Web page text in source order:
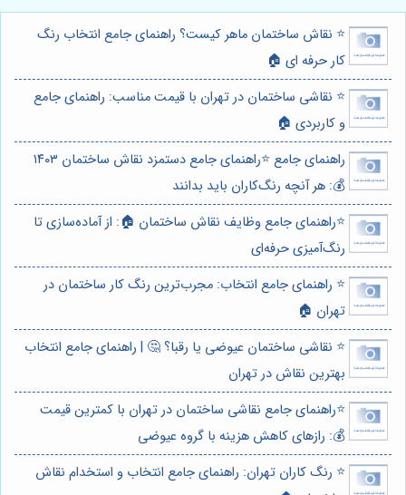
⭐️ نقاش ساختمان ماهر کیست؟ راهنمای جامع انتخاب رنگ
کار حرفه ای 🏠
⭐️ نقاشی ساختمان در تهران با قیمت مناسب: راهنمای جامع
و کاربردی 🏠
راهنمای جامع ⭐️راهنمای جامع دستمزد نقاش ساختمان ۱۴۰۳
💰: هر آنچه رنگ‌کاران باید بدانند
⭐️راهنمای جامع وظایف نقاش ساختمان 🏠: از آماده‌سازی تا
رنگ‌آمیزی حرفه‌ای
⭐️ راهنمای جامع انتخاب: مجرب‌ترین رنگ کار ساختمان در
تهران 🏠
⭐️ نقاشی ساختمان عیوضی یا رقبا؟ 🤔 | راهنمای جامع انتخاب
بهترین نقاش در تهران
⭐️راهنمای جامع نقاشی ساختمان در تهران با کمترین قیمت
💰: رازهای کاهش هزینه با گروه عیوضی
⭐️ رنگ کاران تهران: راهنمای جامع انتخاب و استخدام نقاش